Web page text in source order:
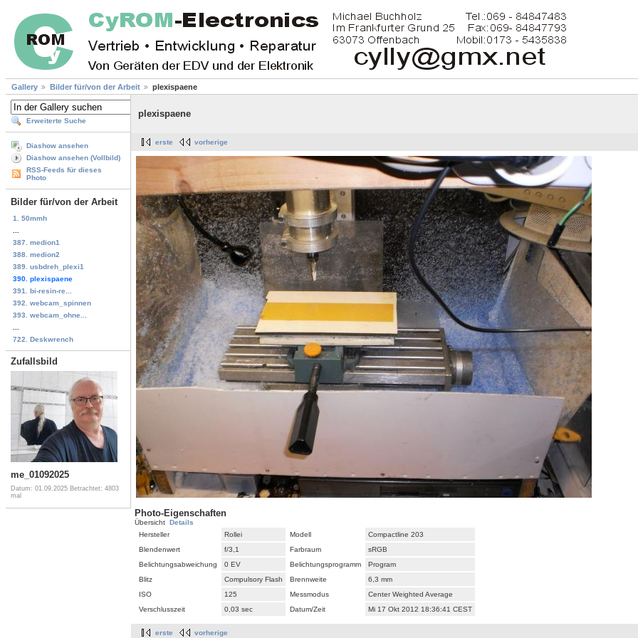
Gallery Bilder für/von der Arbeit plexispaene
Erweiterte Suche
Diashow ansehen
Diashow ansehen (Vollbild)
RSS-Feeds für dieses
Photo
Bilder für/von der Arbeit
1. 50mmh
387. medion1
388. medion2
389. usbdreh_plexi1
390. plexispaene
391. bi-resin-re...
392. webcam_spinnen
393. webcam_ohne...
722. Deskwrench
Zufallsbild
me_01092025
Datum: 01.09.2025 Betrachtet: 4803
mal
plexispaene
erste vorherige
Photo-Eigenschaften
Übersicht Details
Hersteller
Rollei Modell
Compactline 203
Blendenwert
f/3,1 Farbraum
sRGB
Belichtungsabweichung
0 EV Belichtungsprogramm
Program
Blitz
Compulsory Flash Brennweite
6,3 mm
ISO
125 Messmodus
Center Weighted Average
Verschlusszeit
0,03 sec Datum/Zeit Mi 17 Okt 2012 18:36:41 CEST
erste vorherige